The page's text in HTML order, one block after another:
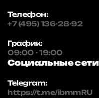
Телефон:
+7 (495) 136-28-92
График:
09:00 - 19:00
Социальные сети
Telegram:
https://t.me/ibmmRU